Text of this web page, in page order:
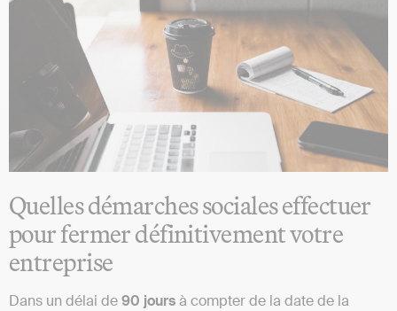
Quelles démarches sociales effectuer
pour fermer définitivement votre
entreprise
Dans un délai de90 joursà compter de la date de la